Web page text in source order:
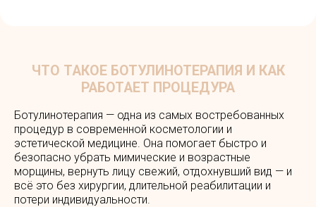
Ботулинотерапия — одна из самых востребованных
процедур в современной косметологии и
эстетической медицине. Она помогает быстро и
безопасно убрать мимические и возрастные
морщины, вернуть лицу свежий, отдохнувший вид — и
всё это без хирургии, длительной реабилитации и
потери индивидуальности.